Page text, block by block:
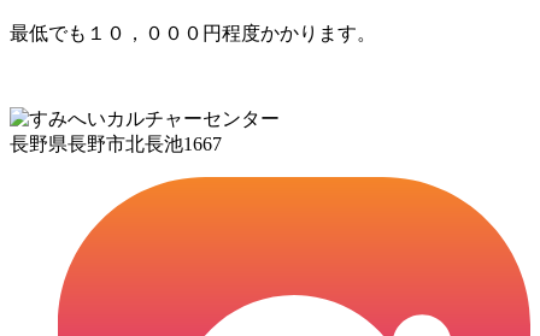
最低でも１０，０００円程度かかります。
長野県長野市北長池1667